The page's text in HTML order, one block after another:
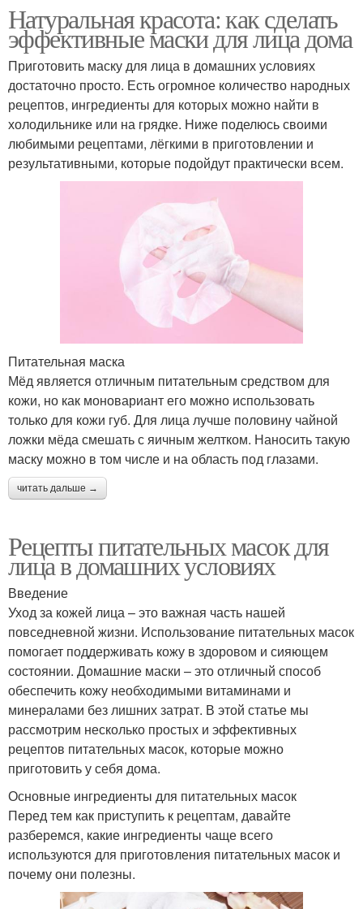
Натуральная красота: как сделать
эффективные маски для лица дома
Приготовить маску для лица в домашних условиях
достаточно просто. Есть огромное количество народных
рецептов, ингредиенты для которых можно найти в
холодильнике или на грядке. Ниже поделюсь своими
любимыми рецептами, лёгкими в приготовлении и
результативными, которые подойдут практически всем.
Питательная маска
Мёд является отличным питательным средством для
кожи, но как моновариант его можно использовать
только для кожи губ. Для лица лучше половину чайной
ложки мёда смешать с яичным желтком. Наносить такую
маску можно в том числе и на область под глазами.
читать дальше →
Рецепты питательных масок для
лица в домашних условиях
Введение
Уход за кожей лица – это важная часть нашей
повседневной жизни. Использование питательных масок
помогает поддерживать кожу в здоровом и сияющем
состоянии. Домашние маски – это отличный способ
обеспечить кожу необходимыми витаминами и
минералами без лишних затрат. В этой статье мы
рассмотрим несколько простых и эффективных
рецептов питательных масок, которые можно
приготовить у себя дома.
Основные ингредиенты для питательных масок
Перед тем как приступить к рецептам, давайте
разберемся, какие ингредиенты чаще всего
используются для приготовления питательных масок и
почему они полезны.